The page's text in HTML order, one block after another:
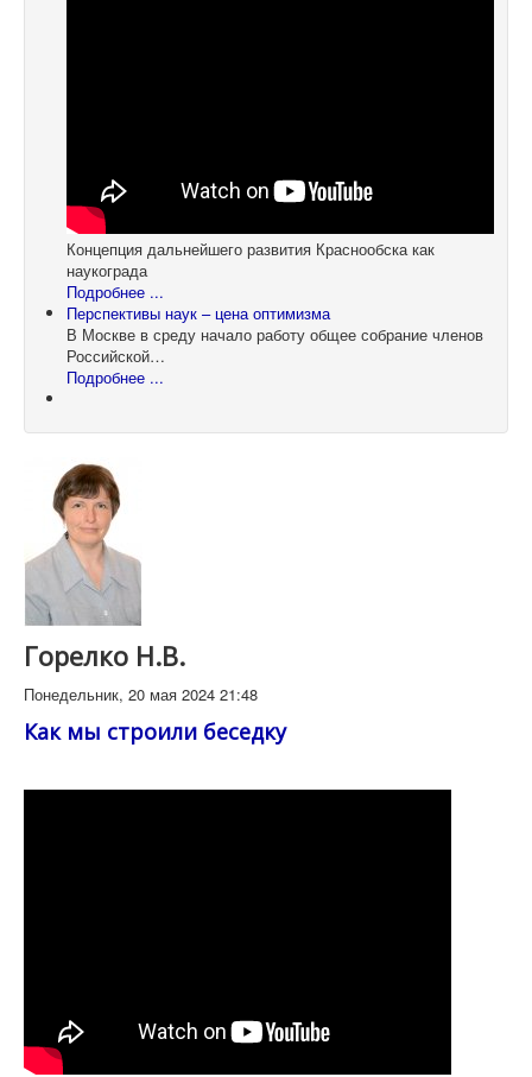
Концепция дальнейшего развития Краснообска как
наукограда
Подробнее ...
Перспективы наук – цена оптимизма
В Москве в среду начало работу общее собрание членов
Российской…
Подробнее ...
Горелко Н.В.
Понедельник, 20 мая 2024 21:48
Как мы строили беседку